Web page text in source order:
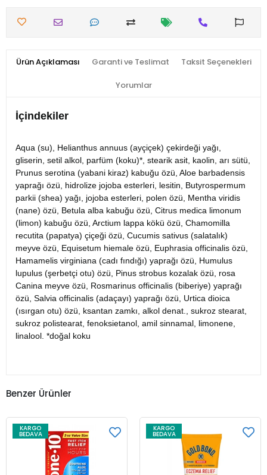
Ürün Açıklaması Garanti ve Teslimat Taksit Seçenekleri
Yorumlar
İçindekiler
Aqua (su), Helianthus annuus (ayçiçek) çekirdeği yağı,
gliserin, setil alkol, parfüm (koku)*, stearik asit, kaolin, arı sütü,
Prunus serotina (yabani kiraz) kabuğu özü, Aloe barbadensis
yaprağı özü, hidrolize jojoba esterleri, lesitin, Butyrospermum
parkii (shea) yağı, jojoba esterleri, polen özü, Mentha viridis
(nane) özü, Betula alba kabuğu özü, Citrus medica limonum
(limon) kabuğu özü, Arctium lappa kökü özü, Chamomilla
recutita (papatya) çiçeği özü, Cucumis sativus (salatalık)
meyve özü, Equisetum hiemale özü, Euphrasia officinalis özü,
Hamamelis virginiana (cadı fındığı) yaprağı özü, Humulus
lupulus (şerbetçi otu) özü, Pinus strobus kozalak özü, rosa
Canina meyve özü, Rosmarinus officinalis (biberiye) yaprağı
özü, Salvia officinalis (adaçayı) yaprağı özü, Urtica dioica
(ısırgan otu) özü, ksantan zamkı, alkol denat., sukroz stearat,
sukroz polistearat, fenoksietanol, amil sinnamal, limonene,
linalool. *doğal koku
Benzer Ürünler
KARGO
BEDAVA
KARGO
BEDAVA